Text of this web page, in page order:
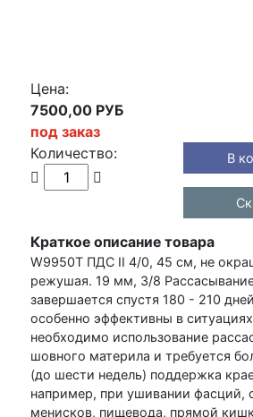
Цена:
7500,00 РУБ
под заказ
Количество:
В
Краткое описание товара
W9950T ПДС II 4/0, 45 см, не
режушая. 19 мм, 3/8
завершается спустя 180 - 210
особенно эффективны в
необходимо использование
шовного материла и требуется
(до шести недель) поддержка
например, при ушивании фасций,
менисков, пищевода, прямой